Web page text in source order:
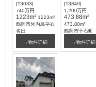
[T3033]
740万円
1223m² 1223m²
鶴岡市外内島字石
名田
→物件詳細
[T3840]
1,200万円
473.88m²
473.88m²
鶴岡市千石町
→物件詳細